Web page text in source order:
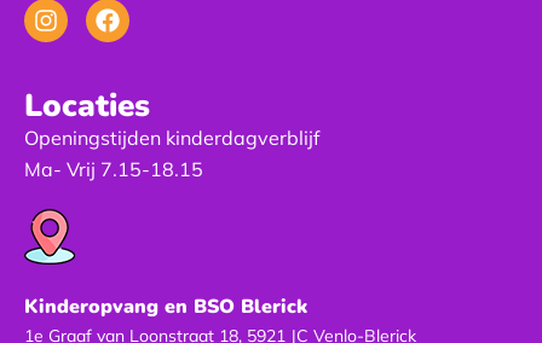
InstagramFacebook
Locaties
Openingstijden kinderdagverblijf
Ma- Vrij 7.15-18.15
Kinderopvang en BSO Blerick
1e Graaf van Loonstraat 18, 5921 JC Venlo-Blerick